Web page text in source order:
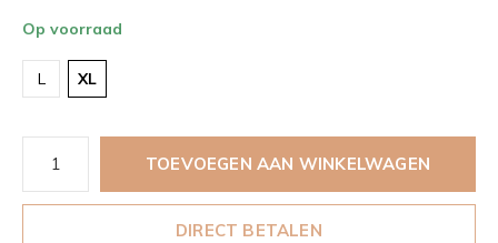
Op voorraad
L XL
TOEVOEGEN AAN WINKELWAGEN
DIRECT BETALEN